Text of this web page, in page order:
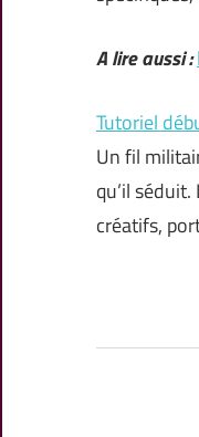
A lire aussi :
Tutoriel
Un fil
qu’il
créatifs,